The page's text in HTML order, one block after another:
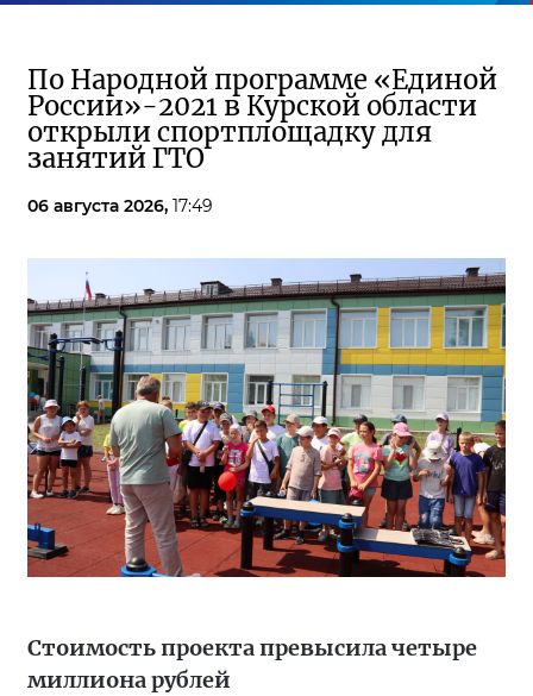
По Народной программе «Единой
России»-2021 в Курской области
открыли спортплощадку для
занятий ГТО
06 августа 2026, 17:49
Стоимость проекта превысила четыре
миллиона рублей